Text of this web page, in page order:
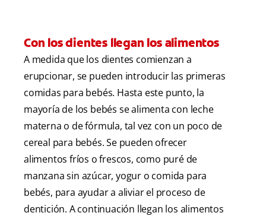
Con los dientes llegan los alimentos
A medida que los dientes comienzan a
erupcionar, se pueden introducir las primeras
comidas para bebés. Hasta este punto, la
mayoría de los bebés se alimenta con leche
materna o de fórmula, tal vez con un poco de
cereal para bebés. Se pueden ofrecer
alimentos fríos o frescos, como puré de
manzana sin azúcar, yogur o comida para
bebés, para ayudar a aliviar el proceso de
dentición. A continuación llegan los alimentos